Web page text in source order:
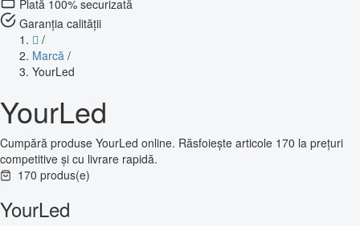
Plată 100% securizată
Garanția calității
/
Marcă /
YourLed
YourLed
Cumpără produse YourLed online. Răsfoiește articole 170 la prețuri
competitive și cu livrare rapidă.
170 produs(e)
YourLed